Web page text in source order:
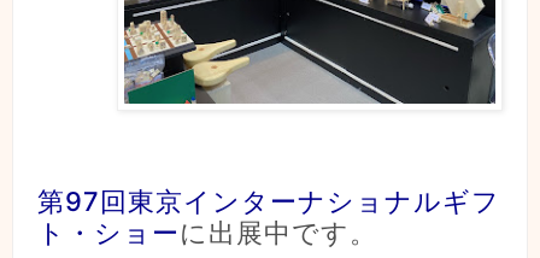
第97回東京インターナショナルギフ
ト・ショーに出展中です。